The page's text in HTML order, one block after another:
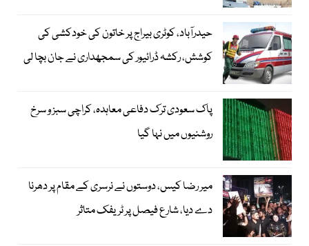
حیدرآباد، کوٹری بیراج پر خاتون کی خودکشی کی
کوشش، رکشہ ڈرائیور کی سمجھداری نے جان بچا لی
پاک سعودی ترک دفاعی معاہدہ، کراچی سبز و سرخ
روشنیوں میں نہا گیا
میر رضا کیس، دوستوں نے نرسری کے مقام پر دھرنا
دے دیا، شارع فیصل پر ٹریفک متاثر